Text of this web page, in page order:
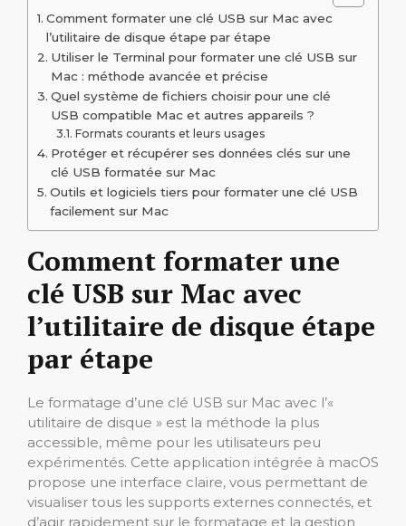
Comment formater une clé USB sur Mac avec
l’utilitaire de disque étape par étape
Utiliser le Terminal pour formater une clé USB sur
Mac : méthode avancée et précise
Quel système de fichiers choisir pour une clé
USB compatible Mac et autres appareils ?
Formats courants et leurs usages
Protéger et récupérer ses données clés sur une
clé USB formatée sur Mac
Outils et logiciels tiers pour formater une clé USB
facilement sur Mac
Comment formater une
clé USB sur Mac avec
l’utilitaire de disque étape
par étape
Le formatage d’une clé USB sur Mac avec l’«
utilitaire de disque » est la méthode la plus
accessible, même pour les utilisateurs peu
expérimentés. Cette application intégrée à macOS
propose une interface claire, vous permettant de
visualiser tous les supports externes connectés, et
d’agir rapidement sur le formatage et la gestion